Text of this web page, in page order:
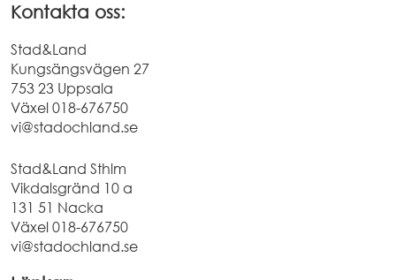
Kontakta oss:
Stad&Land
Kungsängsvägen 27
753 23 Uppsala
Växel018-676750
vi@stadochland.se
Stad&Land Sthlm
Vikdalsgränd 10 a
131 51 Nacka
Växel018-676750
vi@stadochland.se